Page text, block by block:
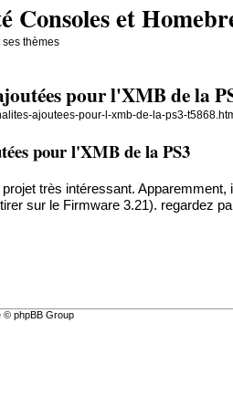
Consoles et
thèmes
pour l'XMB de la
ajoutees-pour-l-xmb-de-la-ps3-
pour l'XMB de la PS3
très intéressant.
sur le Firmware 3.21). regardez
© phpBB Group